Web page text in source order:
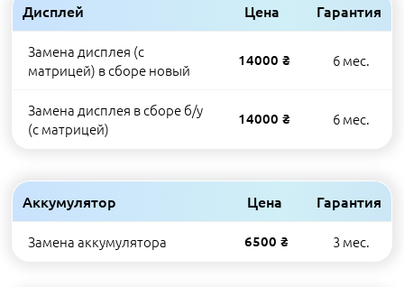
Дисплей Цена Гарантия
Замена дисплея (с
матрицей) в сборе новый
14000 ₴ 6 мес.
Замена дисплея в сборе б/у
(с матрицей)
14000 ₴ 6 мес.
Аккумулятор Цена Гарантия
Замена аккумулятора 6500 ₴ 3 мес.